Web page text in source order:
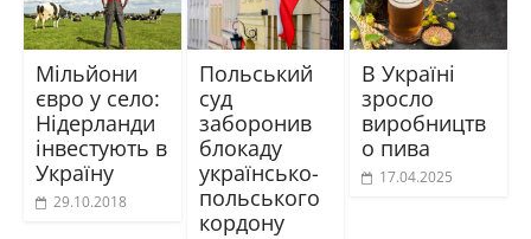
Мільйони
євро у село:
Нідерланди
інвестують в
Україну
29.10.2018
Польський
суд
заборонив
блокаду
українсько-
польського
кордону
В Україні
зросло
виробництв
о пива
17.04.2025